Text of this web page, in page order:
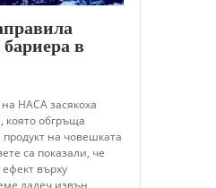
бариера в
НАСА засякоха
която обгръща
на човешката
са показали, че
върху
далеч извън